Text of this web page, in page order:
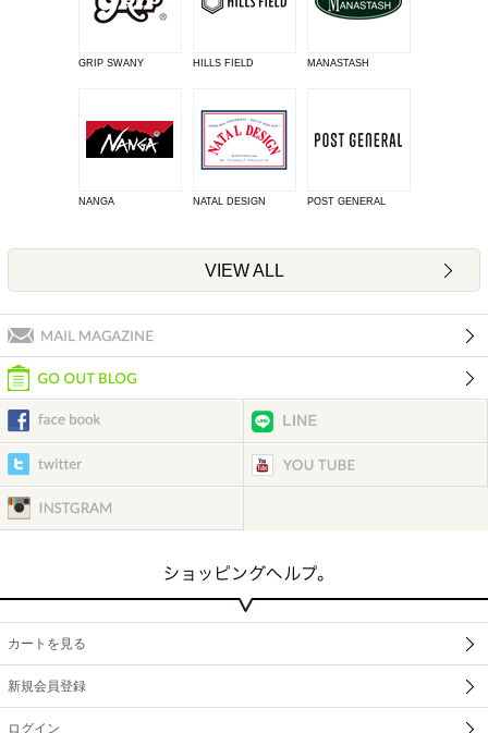
GRIP SWANY HILLS FIELD MANASTASH
NANGA NATAL DESIGN POST GENERAL
VIEW ALL
カートを見る
新規会員登録
ログイン